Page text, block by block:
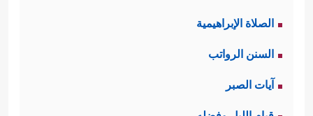
الصلاة الإبراهيمية
السنن الرواتب
آيات الصبر